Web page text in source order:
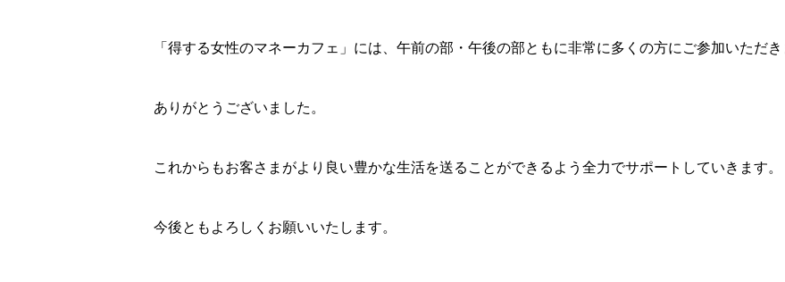
「得する女性のマネーカフェ」には、午前の部・午後の部ともに非常に多くの方にご参加いただき
ありがとうございました。
これからもお客さまがより良い豊かな生活を送ることができるよう全力でサポートしていきます。
今後ともよろしくお願いいたします。